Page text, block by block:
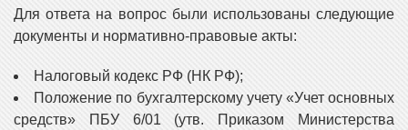
Для ответа на вопрос были использованы следующие
документы и нормативно-правовые акты:
Налоговый кодекс РФ (НК РФ);
Положение по бухгалтерскому учету «Учет основных
средств» ПБУ 6/01 (утв. Приказом Министерства